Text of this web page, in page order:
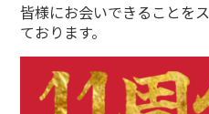
皆様にお会いできることを
ております。